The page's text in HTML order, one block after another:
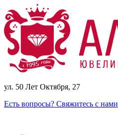
ул. 50 Лет Октября, 27
Есть вопросы? Свяжитесь с нами